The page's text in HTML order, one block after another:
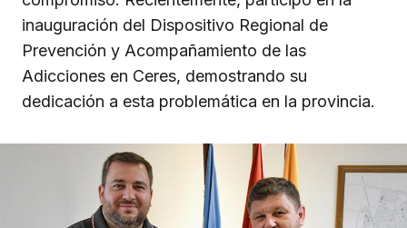
inauguración del Dispositivo Regional de
Prevención y Acompañamiento de las
Adicciones en Ceres, demostrando su
dedicación a esta problemática en la provincia.